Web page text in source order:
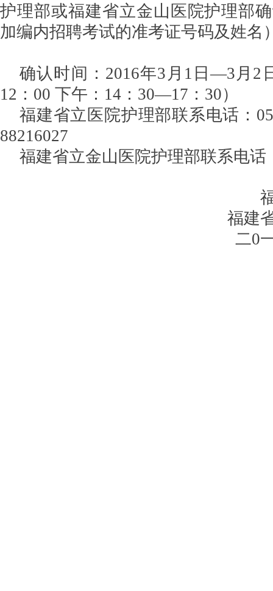
护理部或福建省立金山医院护理部
加编内招聘考试的准考证号码及姓名
确认时间：2016年3月1日—3月2
12：00 下午：14：30—17：30）
福建省立医院护理部联系电话：
88216027
福建省立金山医院护理部联系电话
福建
二0